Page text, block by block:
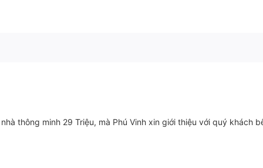
thông minh 29 Triệu, mà Phú Vinh xin giới thiệu với quý khách